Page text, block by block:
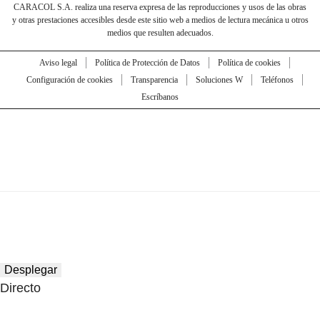
CARACOL S.A. realiza una reserva expresa de las reproducciones y usos de las obras
y otras prestaciones accesibles desde este sitio web a medios de lectura mecánica u otros
medios que resulten adecuados.
Aviso legal Política de Protección de Datos
Política de cookies
Configuración de cookies
Transparencia Soluciones W
Teléfonos
Escríbanos
Desplegar
Directo